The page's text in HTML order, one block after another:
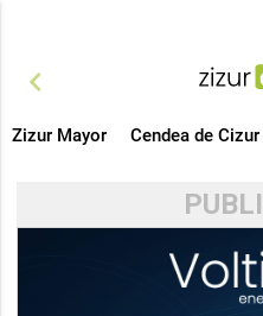
chevron_left
Zizur Mayor Cendea de Cizur